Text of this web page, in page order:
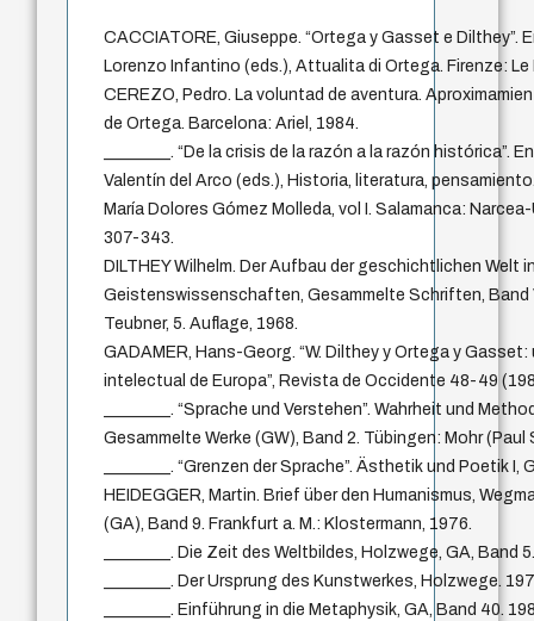
CACCIATORE, Giuseppe. “Ortega y Gasset e Dilthey”.
Lorenzo Infantino (eds.), Attualita di Ortega. Firenze:
CEREZO, Pedro. La voluntad de aventura.
de Ortega. Barcelona: Ariel, 1984.
________. “De la crisis de la razón a la razón histórica”.
Valentín del Arco (eds.), Historia, literatura,
María Dolores Gómez Molleda, vol I. Salamanca:
307-343.
DILTHEY Wilhelm. Der Aufbau der geschichtlichen Welt
Geistenswissenschaften, Gesammelte Schriften, Band
Teubner, 5. Auflage, 1968.
GADAMER, Hans-Georg. “W. Dilthey y Ortega y
intelectual de Europa”, Revista de Occidente 48-49
________. “Sprache und Verstehen”. Wahrheit und
Gesammelte Werke (GW), Band 2. Tübingen: Mohr (Paul
________. “Grenzen der Sprache”. Ästhetik und Poetik I,
HEIDEGGER, Martin. Brief über den Humanismus,
(GA), Band 9. Frankfurt a. M.: Klostermann, 1976.
________. Die Zeit des Weltbildes, Holzwege, GA, Band
________. Der Ursprung des Kunstwerkes, Holzwege.
________. Einführung in die Metaphysik, GA, Band 40.